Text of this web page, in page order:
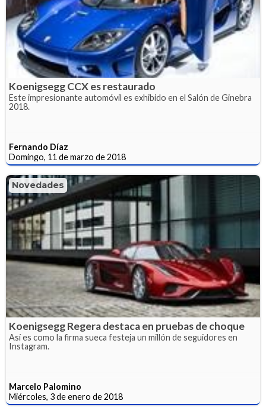
Koenigsegg CCX es restaurado
Este impresionante automóvil es exhibido en el Salón de Ginebra
2018.
Fernando Díaz
Domingo, 11 de marzo de 2018
Novedades
Koenigsegg Regera destaca en pruebas de choque
Así es como la firma sueca festeja un millón de seguidores en
Instagram.
Marcelo Palomino
Miércoles, 3 de enero de 2018